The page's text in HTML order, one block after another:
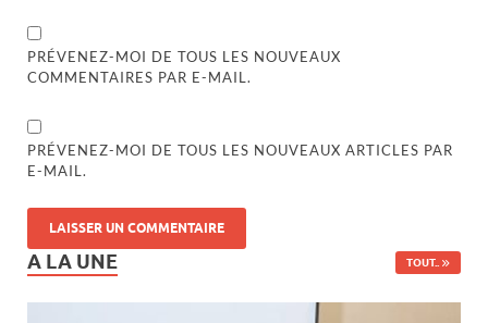
PRÉVENEZ-MOI DE TOUS LES NOUVEAUX
COMMENTAIRES PAR E-MAIL.
PRÉVENEZ-MOI DE TOUS LES NOUVEAUX ARTICLES PAR
E-MAIL.
A LA UNE TOUT..